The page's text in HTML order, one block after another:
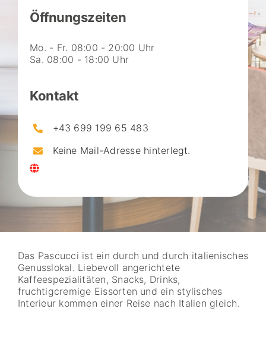
Öffnungszeiten
Mo. - Fr. 08:00 - 20:00 Uhr
Sa. 08:00 - 18:00 Uhr
Kontakt
+43 699 199 65 483
Keine Mail-Adresse hinterlegt.
Das Pascucci ist ein durch und durch italienisches
Genusslokal. Liebevoll angerichtete
Kaffeespezialitäten, Snacks, Drinks,
fruchtigcremige Eissorten und ein stylisches
Interieur kommen einer Reise nach Italien gleich.